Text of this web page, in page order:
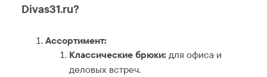
Divas31.ru?
Ассортимент:
Классические брюки: для офиса и
деловых встреч.